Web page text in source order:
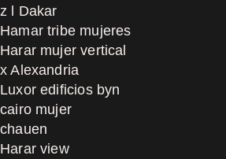
z l Dakar
Hamar tribe mujeres
Harar mujer vertical
x Alexandria
Luxor edificios byn
cairo mujer
chauen
Harar view